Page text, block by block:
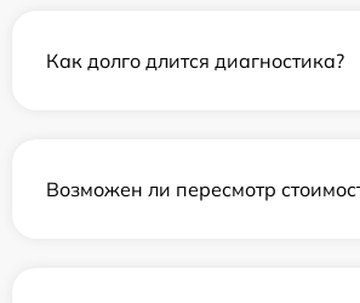
Как долго длится диагностика?
Возможен ли пересмотр